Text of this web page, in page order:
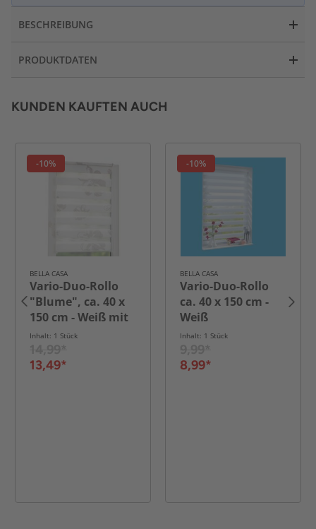
BESCHREIBUNG
PRODUKTDATEN
KUNDEN KAUFTEN AUCH
-10%
BELLA CASA
Vario-Duo-Rollo
"Blume", ca. 40 x
150 cm - Weiß mit
Motiv
Inhalt: 1 Stück
13,49*
-10%
BELLA CASA
Vario-Duo-Rollo
ca. 40 x 150 cm -
Weiß
Inhalt: 1 Stück
8,99*